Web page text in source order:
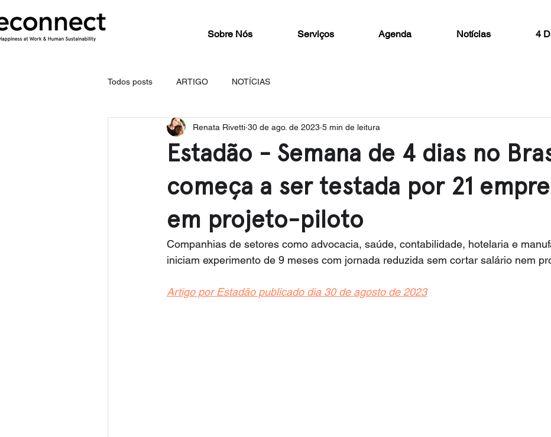
Sobre Nós Serviços Agenda Notícias 4
Todos posts ARTIGO NOTÍCIAS
Estadão - Semana de 4 dias no
começa a ser testada por 21
em projeto-piloto
Renata Rivetti 30 de ago. de 2023 5 min de leitura
Companhias de setores como advocacia, saúde, contabilidade, hotelaria e
iniciam experimento de 9 meses com jornada reduzida sem cortar salário nem
Artigo por Estadão publicado dia 30 de agosto de 2023